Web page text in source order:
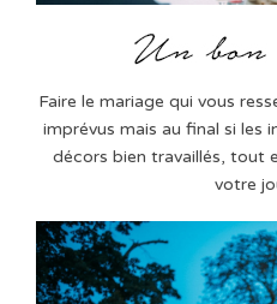
Faire le mariage qui vous
imprévus mais au final si les
décors bien travaillés, tout
votre